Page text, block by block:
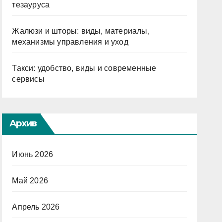
тезауруса
Жалюзи и шторы: виды, материалы,
механизмы управления и уход
Такси: удобство, виды и современные
сервисы
Архив
Июнь 2026
Май 2026
Апрель 2026